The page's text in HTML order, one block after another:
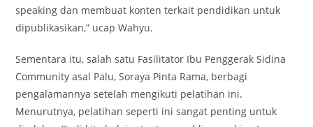
speaking dan membuat konten terkait pendidikan untuk
dipublikasikan,” ucap Wahyu.
Sementara itu, salah satu Fasilitator Ibu Penggerak Sidina
Community asal Palu, Soraya Pinta Rama, berbagi
pengalamannya setelah mengikuti pelatihan ini.
Menurutnya, pelatihan seperti ini sangat penting untuk